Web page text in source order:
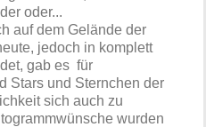
oder...
auf dem Gelände der
jedoch in komplett
gab es für
Stars und Sternchen der
sich auch zu
wurden